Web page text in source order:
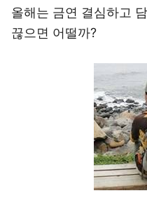
올해는 금연 결심하고
끊으면 어떨까?